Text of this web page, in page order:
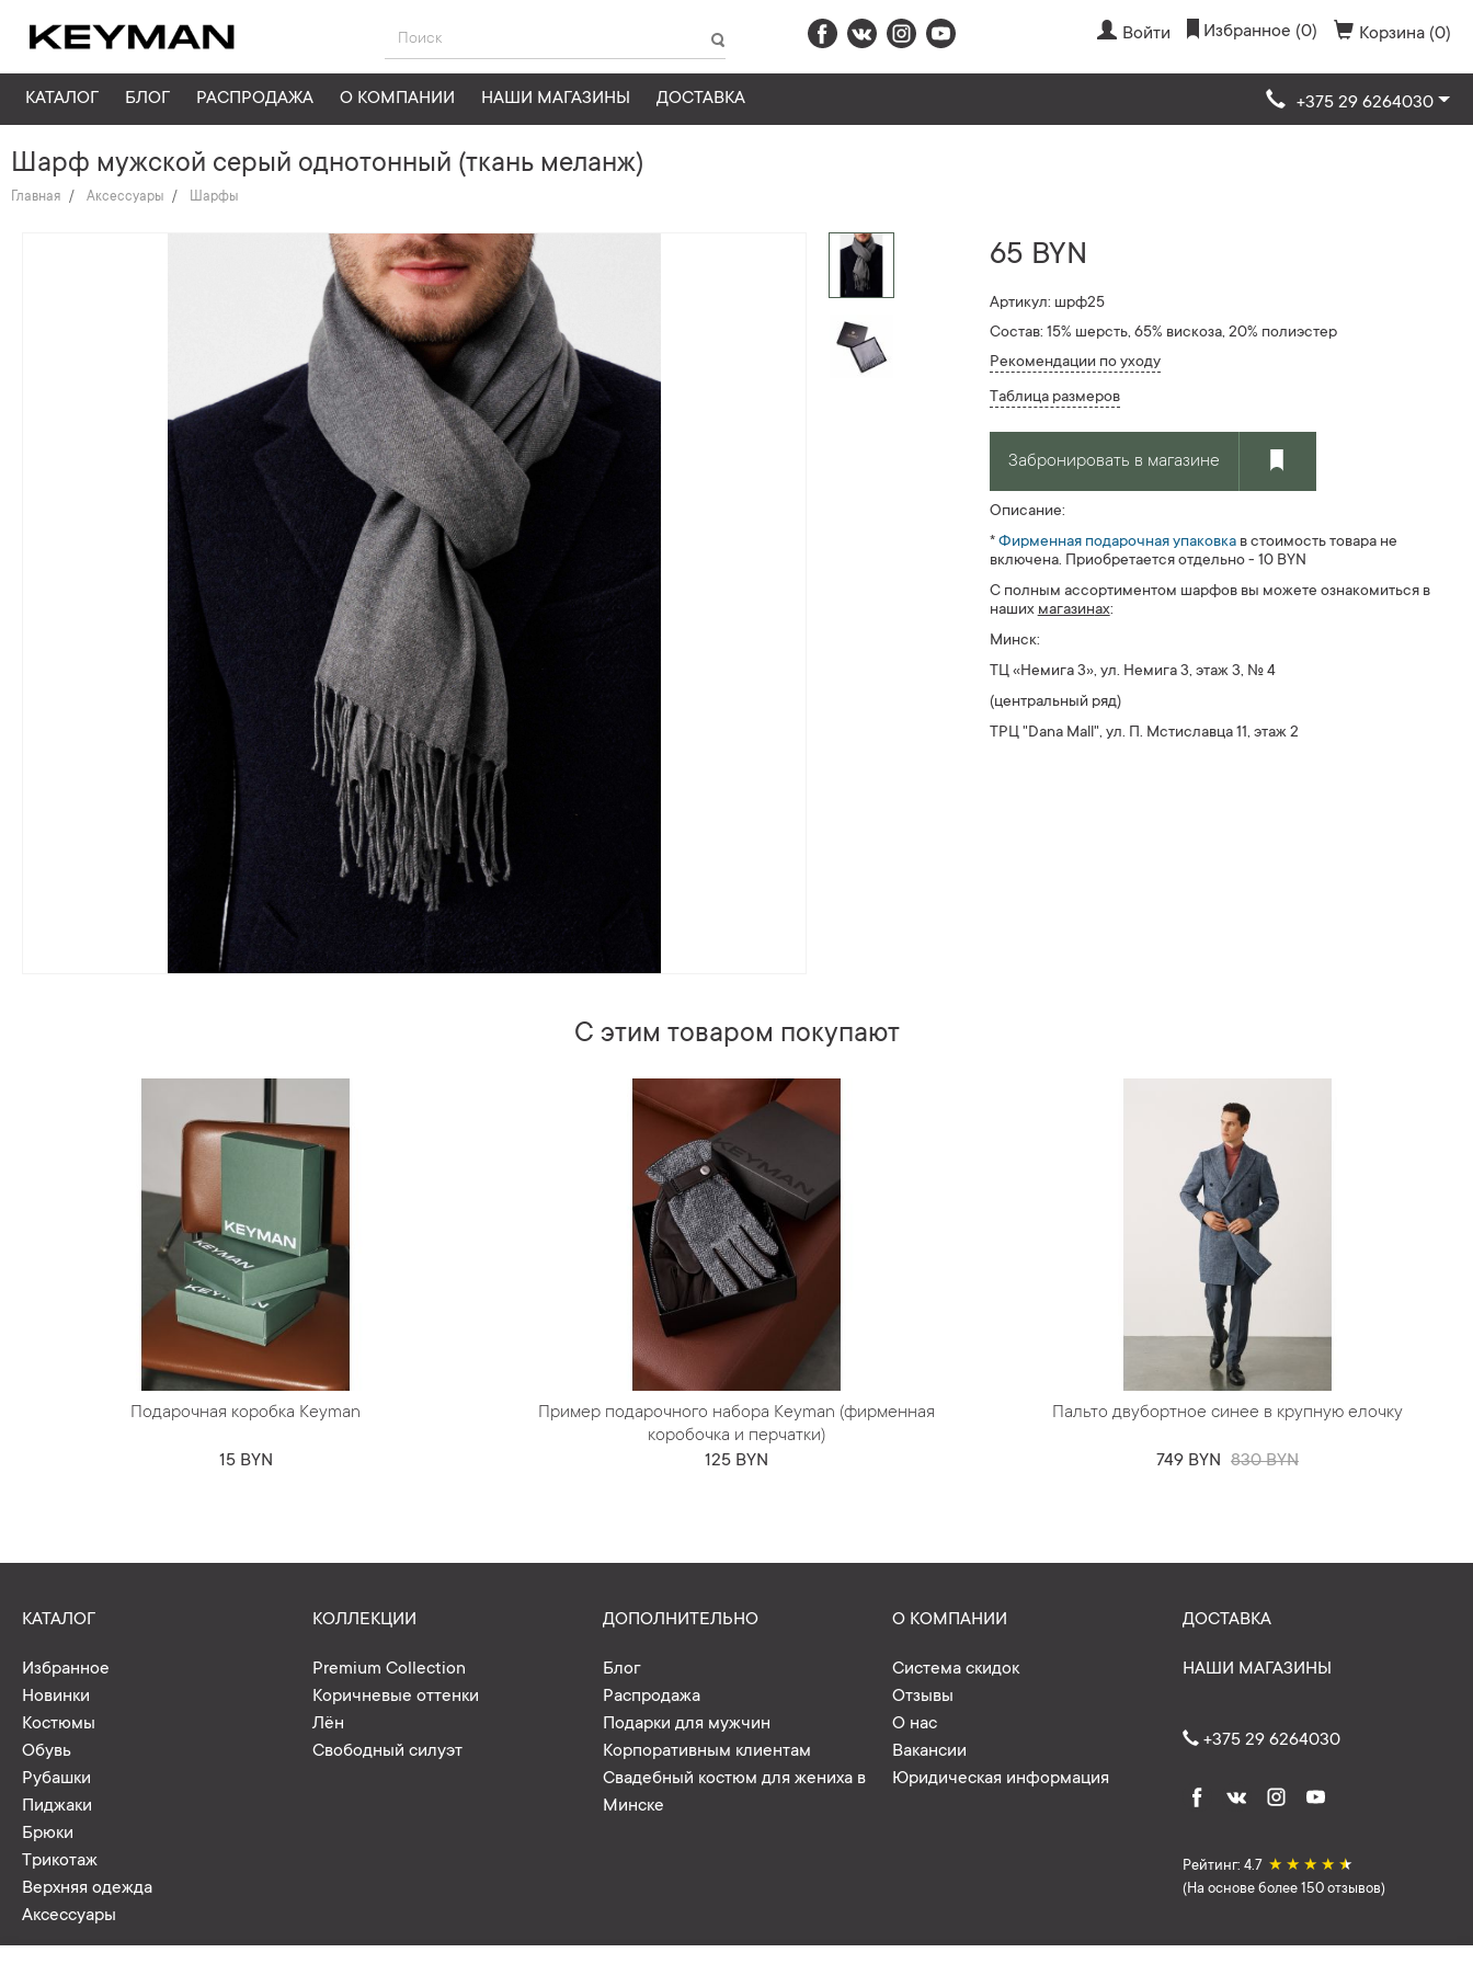
Войти Избранное (0) Корзина (0)
КАТАЛОГ О КОМПАНИИ НАШИ МАГАЗИНЫ ДОСТАВКА
РАСПРОДАЖА
БЛОГ +375 29 6264030
Шарф мужской серый однотонный (ткань меланж)
Главная Аксессуары Шарфы
65 BYN
Артикул: шрф25
Состав: 15% шерсть, 65% вискоза, 20% полиэстер
Рекомендации по уходу
Таблица размеров
Забронировать в магазине
Описание:
*Фирменная подарочная упаковкав стоимость товара не
включена. Приобретается отдельно - 10 BYN
С полным ассортиментом шарфов вы можете ознакомиться в
наших магазинах:
Минск:
ТЦ «Немига 3», ул. Немига 3, этаж 3, № 4
(центральный ряд)
ТРЦ "Dana Mall", ул. П. Мстиславца 11, этаж 2
С этим товаром покупают
Подарочная коробка Keyman
15 BYN
Пример подарочного набора Keyman (фирменная
коробочка и перчатки)
125 BYN
Пальто двубортное синее в крупную елочку
749 BYN 830 BYN
КАТАЛОГ
Избранное
Новинки
Костюмы
Обувь
Рубашки
Пиджаки
Брюки
Трикотаж
Верхняя одежда
Аксессуары
КОЛЛЕКЦИИ
Premium Collection
Коричневые оттенки
Лён
Свободный силуэт
ДОПОЛНИТЕЛЬНО
Блог
Распродажа
Подарки для мужчин
Корпоративным клиентам
Свадебный костюм для жениха в
Минске
О КОМПАНИИ
Система скидок
Отзывы
О нас
Вакансии
Юридическая информация
ДОСТАВКА
НАШИ МАГАЗИНЫ
+375 29 6264030
Рейтинг: 4.7 ★ ★ ★ ★ ★
(На основе более 150 отзывов)